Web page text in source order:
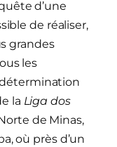
d’une
de réaliser,
grandes
les
détermination
la Liga dos
de Minas,
où près d’un